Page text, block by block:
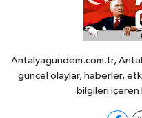
Antalyagundem.com.tr,
güncel olaylar, haberler,
bilgileri içeren